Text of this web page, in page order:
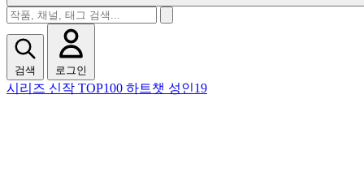
검색 로그인
시리즈 신작 TOP100 하트챗 성인19